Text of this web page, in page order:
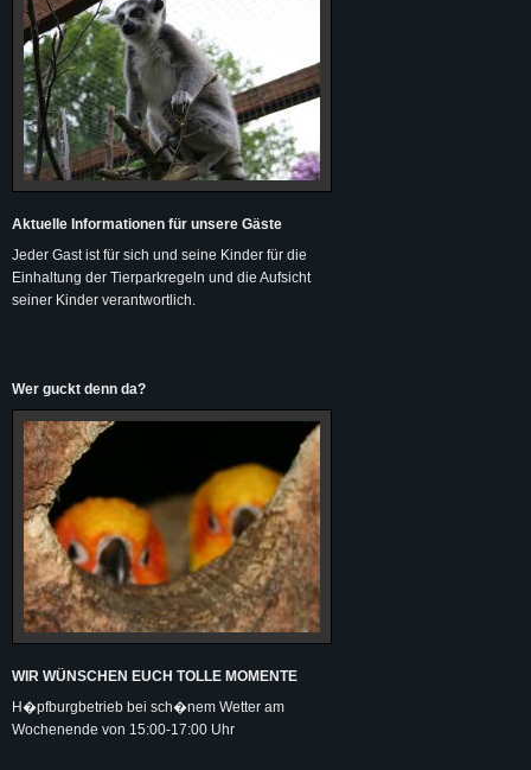
Aktuelle Informationen für unsere Gäste
Jeder Gast ist für sich und seine Kinder für die
Einhaltung der Tierparkregeln und die Aufsicht
seiner Kinder verantwortlich.
Wer guckt denn da?
WIR WÜNSCHEN EUCH TOLLE MOMENTE
H�pfburgbetrieb bei sch�nem Wetter am
Wochenende von 15:00-17:00 Uhr